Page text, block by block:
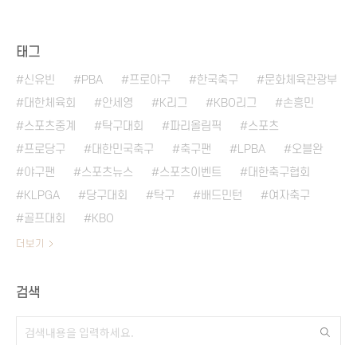
태그
신유빈 PBA 프로야구 한국축구
문화체육관광부
대한체육회
안세영 K리그 KBO리그
손흥민
스포츠중계
탁구대회 파리올림픽
스포츠
프로당구
대한민국축구 축구팬 LPBA
오블완
야구팬
스포츠뉴스 스포츠이벤트
대한축구협회
KLPGA
당구대회 탁구 배드민턴
여자축구
골프대회
KBO
더보기
검색